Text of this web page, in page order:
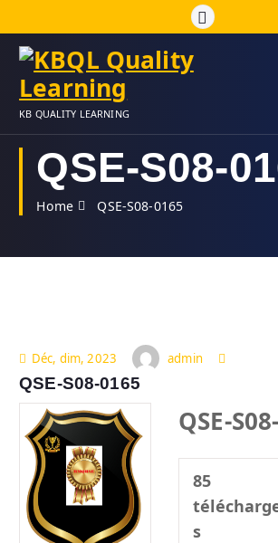
KB QUALITY LEARNING
QSE-S08-
Home QSE-S08-0165
Déc, dim, 2023 admin
QSE-S08-0165
QSE-
85
s